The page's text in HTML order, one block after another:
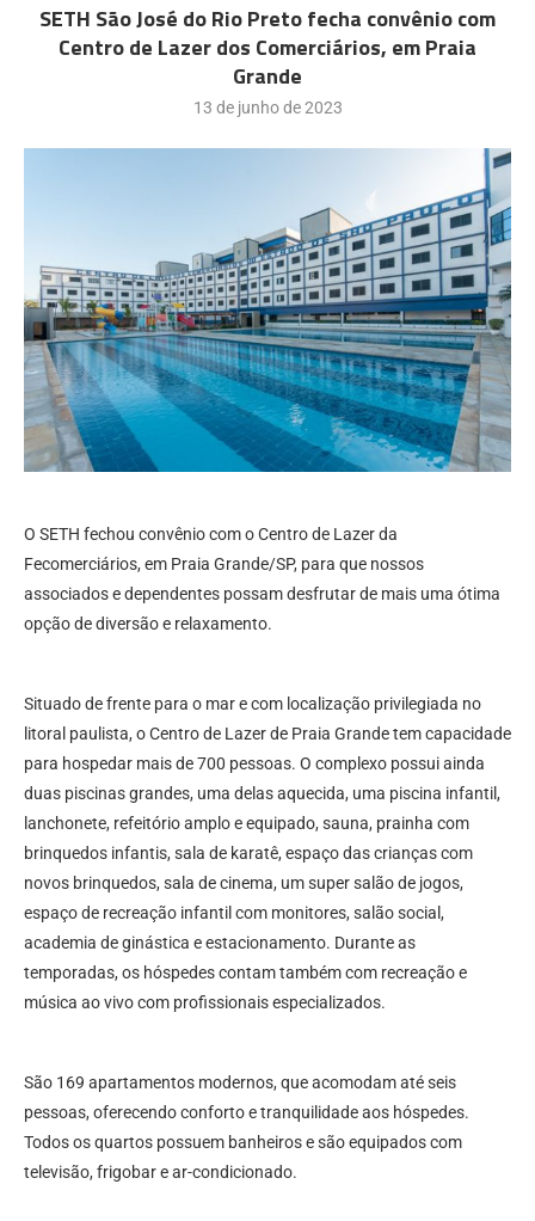
SETH São José do Rio Preto fecha convênio com
Centro de Lazer dos Comerciários, em Praia
Grande
13 de junho de 2023
O SETH fechou convênio com o Centro de Lazer da
Fecomerciários, em Praia Grande/SP, para que nossos
associados e dependentes possam desfrutar de mais uma ótima
opção de diversão e relaxamento.
Situado de frente para o mar e com localização privilegiada no
litoral paulista, o Centro de Lazer de Praia Grande tem capacidade
para hospedar mais de 700 pessoas. O complexo possui ainda
duas piscinas grandes, uma delas aquecida, uma piscina infantil,
lanchonete, refeitório amplo e equipado, sauna, prainha com
brinquedos infantis, sala de karatê, espaço das crianças com
novos brinquedos, sala de cinema, um super salão de jogos,
espaço de recreação infantil com monitores, salão social,
academia de ginástica e estacionamento. Durante as
temporadas, os hóspedes contam também com recreação e
música ao vivo com profissionais especializados.
São 169 apartamentos modernos, que acomodam até seis
pessoas, oferecendo conforto e tranquilidade aos hóspedes.
Todos os quartos possuem banheiros e são equipados com
televisão, frigobar e ar-condicionado.